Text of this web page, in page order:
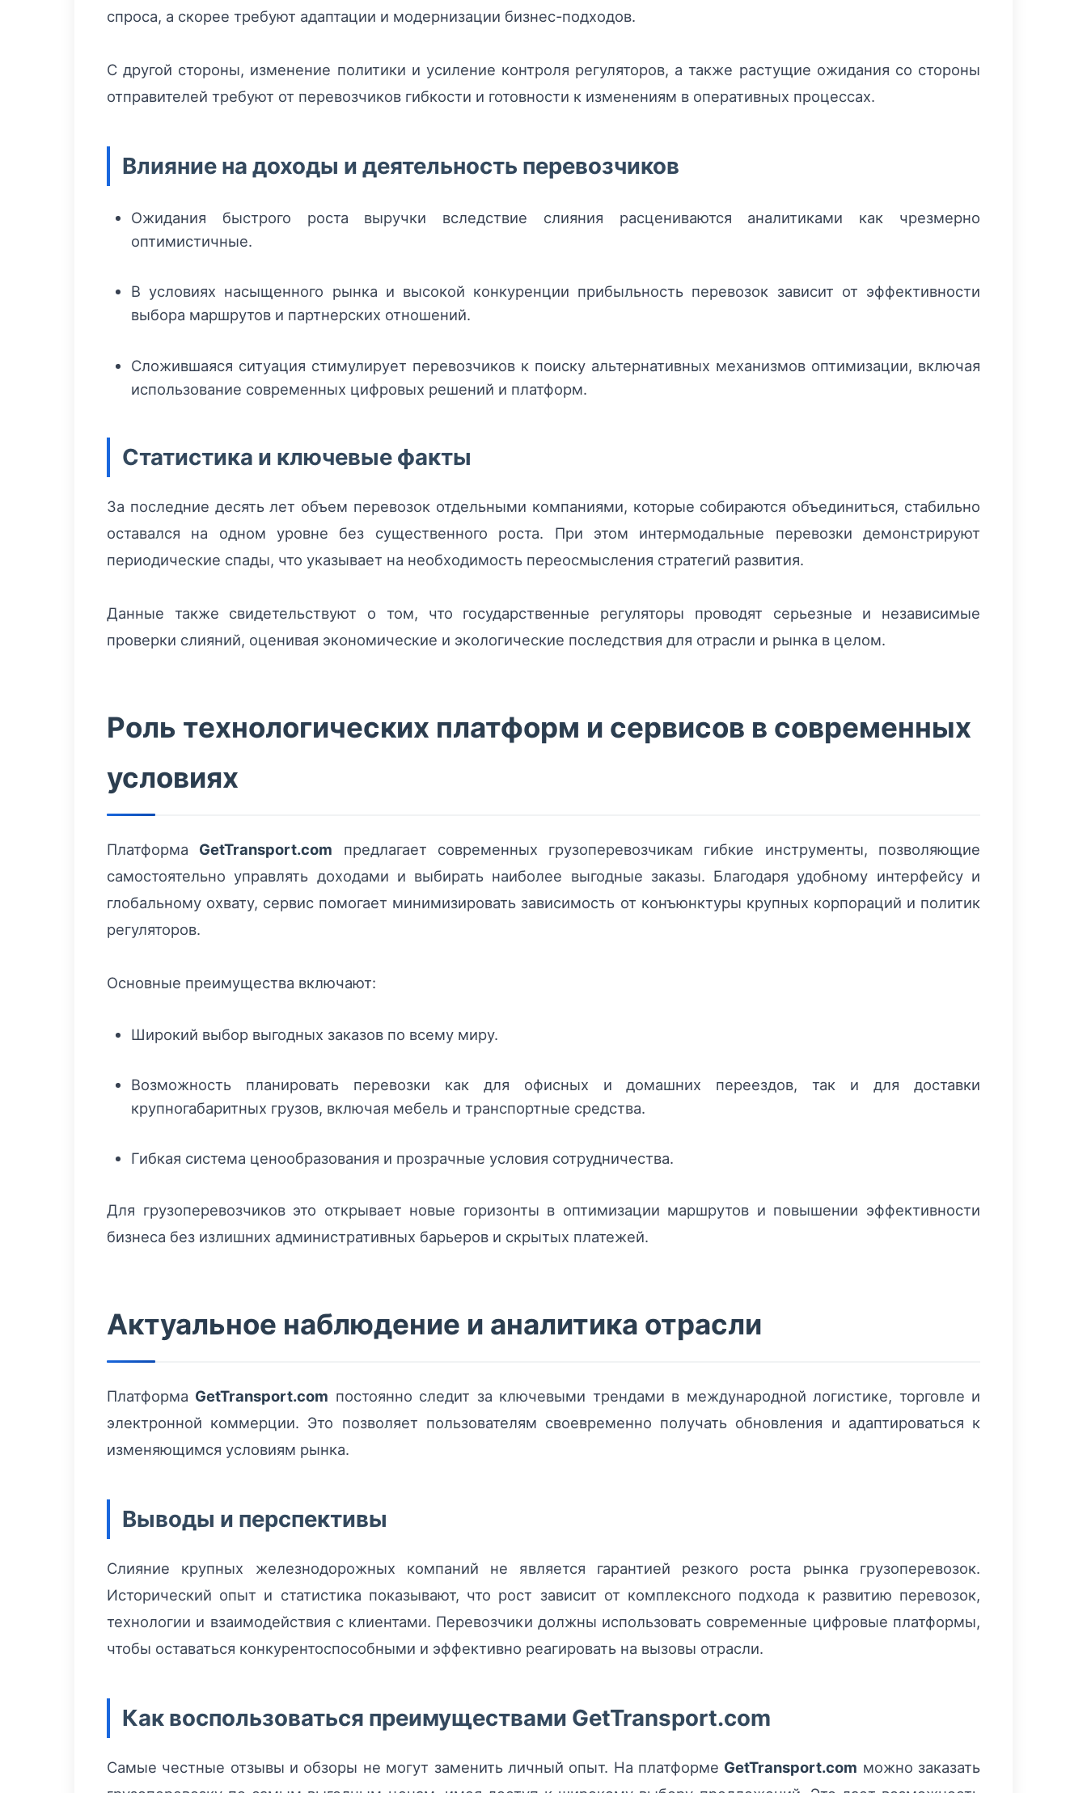
спроса, а скорее требуют адаптации и модернизации бизнес-подходов.
С другой стороны, изменение политики и усиление контроля регуляторов, а также растущие ожидания со стороны
отправителей требуют от перевозчиков гибкости и готовности к изменениям в оперативных процессах.
Влияние на доходы и деятельность перевозчиков
Ожидания быстрого роста выручки вследствие слияния расцениваются аналитиками как чрезмерно
оптимистичные.
В условиях насыщенного рынка и высокой конкуренции прибыльность перевозок зависит от эффективности
выбора маршрутов и партнерских отношений.
Сложившаяся ситуация стимулирует перевозчиков к поиску альтернативных механизмов оптимизации, включая
использование современных цифровых решений и платформ.
Статистика и ключевые факты
За последние десять лет объем перевозок отдельными компаниями, которые собираются объединиться, стабильно
оставался на одном уровне без существенного роста. При этом интермодальные перевозки демонстрируют
периодические спады, что указывает на необходимость переосмысления стратегий развития.
Данные также свидетельствуют о том, что государственные регуляторы проводят серьезные и независимые
проверки слияний, оценивая экономические и экологические последствия для отрасли и рынка в целом.
Роль технологических платформ и сервисов в современных
условиях
Платформа GetTransport.com предлагает современных грузоперевозчикам гибкие инструменты, позволяющие
самостоятельно управлять доходами и выбирать наиболее выгодные заказы. Благодаря удобному интерфейсу и
глобальному охвату, сервис помогает минимизировать зависимость от конъюнктуры крупных корпораций и политик
регуляторов.
Основные преимущества включают:
Широкий выбор выгодных заказов по всему миру.
Возможность планировать перевозки как для офисных и домашних переездов, так и для доставки
крупногабаритных грузов, включая мебель и транспортные средства.
Гибкая система ценообразования и прозрачные условия сотрудничества.
Для грузоперевозчиков это открывает новые горизонты в оптимизации маршрутов и повышении эффективности
бизнеса без излишних административных барьеров и скрытых платежей.
Актуальное наблюдение и аналитика отрасли
Платформа GetTransport.com постоянно следит за ключевыми трендами в международной логистике, торговле и
электронной коммерции. Это позволяет пользователям своевременно получать обновления и адаптироваться к
изменяющимся условиям рынка.
Выводы и перспективы
Слияние крупных железнодорожных компаний не является гарантией резкого роста рынка грузоперевозок.
Исторический опыт и статистика показывают, что рост зависит от комплексного подхода к развитию перевозок,
технологии и взаимодействия с клиентами. Перевозчики должны использовать современные цифровые платформы,
чтобы оставаться конкурентоспособными и эффективно реагировать на вызовы отрасли.
Как воспользоваться преимуществами GetTransport.com
Самые честные отзывы и обзоры не могут заменить личный опыт. На платформе GetTransport.com можно заказать